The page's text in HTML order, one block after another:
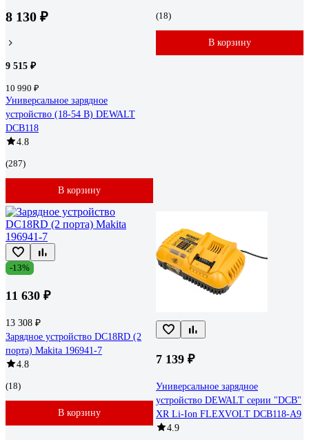
8 130 ₽
9 515 ₽
10 990 ₽
Универсальное зарядное
устройство (18-54 В) DEWALT
DCB118
4.8
(287)
В корзину
(18)
В корзину
-13%
11 630 ₽
13 308 ₽
Зарядное устройство DC18RD (2
порта) Makita 196941-7
4.8
(18)
В корзину
7 139 ₽
Универсальное зарядное
устройство DEWALT серии "DCB"
XR Li-Ion FLEXVOLT DCB118-A9
4.9